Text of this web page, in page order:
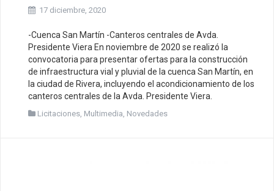
17 diciembre, 2020
-Cuenca San Martín -Canteros centrales de Avda.
Presidente Viera En noviembre de 2020 se realizó la
convocatoria para presentar ofertas para la construcción
de infraestructura vial y pluvial de la cuenca San Martín, en
la ciudad de Rivera, incluyendo el acondicionamiento de los
canteros centrales de la Avda. Presidente Viera.
Licitaciones Multimedia Novedades